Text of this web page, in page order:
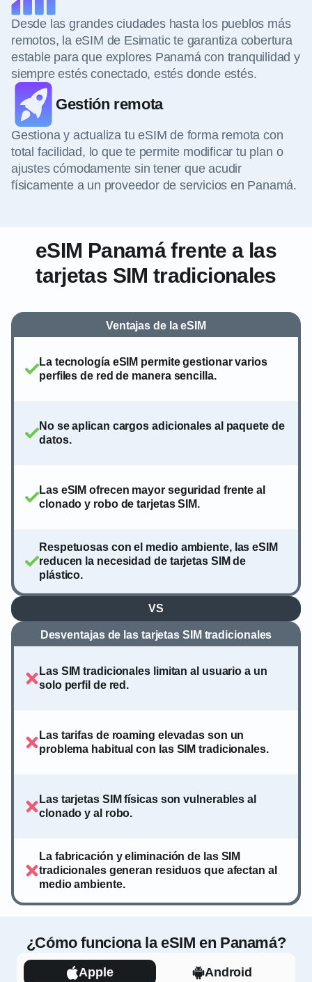
Desde las grandes ciudades hasta los pueblos más
remotos, la eSIM de Esimatic te garantiza cobertura
estable para que explores Panamá con tranquilidad y
siempre estés conectado, estés donde estés.
Gestión remota
Gestiona y actualiza tu eSIM de forma remota con
total facilidad, lo que te permite modificar tu plan o
ajustes cómodamente sin tener que acudir
físicamente a un proveedor de servicios en Panamá.
eSIM Panamá frente a las
tarjetas SIM tradicionales
Ventajas de la eSIM
La tecnología eSIM permite gestionar varios
perfiles de red de manera sencilla.
No se aplican cargos adicionales al paquete de
datos.
Las eSIM ofrecen mayor seguridad frente al
clonado y robo de tarjetas SIM.
Respetuosas con el medio ambiente, las eSIM
reducen la necesidad de tarjetas SIM de
plástico.
VS
Desventajas de las tarjetas SIM tradicionales
Las SIM tradicionales limitan al usuario a un
solo perfil de red.
Las tarifas de roaming elevadas son un
problema habitual con las SIM tradicionales.
Las tarjetas SIM físicas son vulnerables al
clonado y al robo.
La fabricación y eliminación de las SIM
tradicionales generan residuos que afectan al
medio ambiente.
¿Cómo funciona la eSIM en Panamá?
Apple Android